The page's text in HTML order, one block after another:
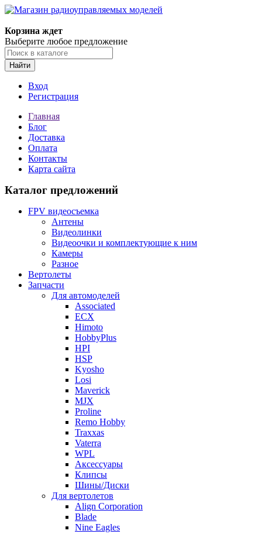
Корзина ждет
Выберите любое предложение
Найти
Вход
Регистрация
Главная
Блог
Доставка
Оплата
Контакты
Карта сайта
Каталог предложений
FPV видеосъемка
Антены
Видеолинки
Видеоочки и комплектующие к ним
Камеры
Разное
Вертолеты
Запчасти
Для автомоделей
Associated
ECX
Himoto
HobbyPlus
HPI
HSP
Kyosho
Losi
Maverick
MJX
Proline
Remo Hobby
Traxxas
Vaterra
WPL
Аксессуары
Клипсы
Шины/Диски
Для вертолетов
Align Corporation
Blade
Nine Eagles